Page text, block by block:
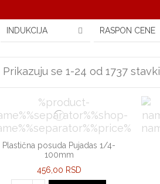
INDUKCIJA RASPON CENE
Prikazuju se 1-24 od 1737 stavki
Plastična posuda Pujadas 1/4-
100mm
456,00 RSD